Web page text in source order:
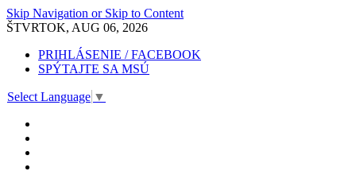
Skip Navigation or Skip to Content
ŠTVRTOK, AUG 06, 2026
PRIHLÁSENIE / FACEBOOK
SPÝTAJTE SA MSÚ
Select Language ▼